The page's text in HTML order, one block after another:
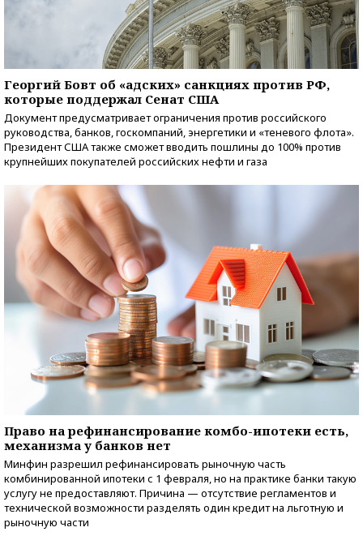
Георгий Бовт об «адских» санкциях против РФ,
которые поддержал Сенат США
Документ предусматривает ограничения против российского
руководства, банков, госкомпаний, энергетики и «теневого флота».
Президент США также сможет вводить пошлины до 100% против
крупнейших покупателей российских нефти и газа
Право на рефинансирование комбо-ипотеки есть,
механизма у банков нет
Минфин разрешил рефинансировать рыночную часть
комбинированной ипотеки с 1 февраля, но на практике банки такую
услугу не предоставляют. Причина — отсутствие регламентов и
технической возможности разделять один кредит на льготную и
рыночную части